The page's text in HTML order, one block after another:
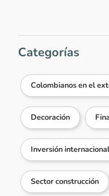
Categorías
Colombianos en el
Decoración
Inversión internacional
Sector construcción